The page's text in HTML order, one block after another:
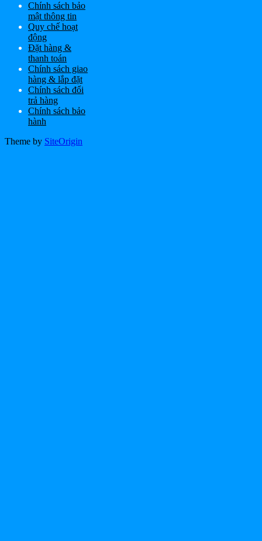
Chính sách bảo
mật thông tin
Quy chế hoạt
động
Đặt hàng &
thanh toán
Chính sách giao
hàng & lắp đặt
Chính sách đổi
trả hàng
Chính sách bảo
hành
Theme by SiteOrigin